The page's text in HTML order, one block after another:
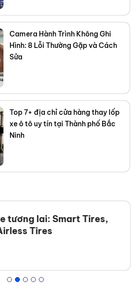
Camera Hành Trình Không Ghi
Hình: 8 Lỗi Thường Gặp và Cách
Sửa
Top 7+ địa chỉ cửa hàng thay lốp
xe ô tô uy tín tại Thành phố Bắc
Ninh